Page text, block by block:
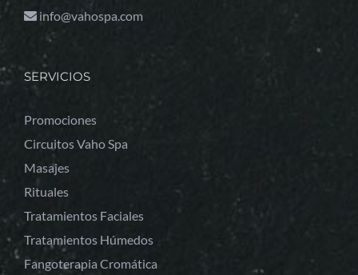
info@vahospa.com
SERVICIOS
Promociones
Circuitos Vaho Spa
Masajes
Rituales
Tratamientos Faciales
Tratamientos Húmedos
Fangoterapia Cromática